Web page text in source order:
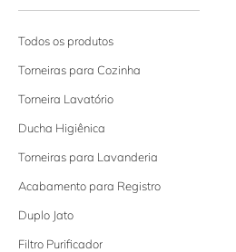
Todos os produtos
Torneiras para Cozinha
Torneira Lavatório
Ducha Higiênica
Torneiras para Lavanderia
Acabamento para Registro
Duplo Jato
Filtro Purificador